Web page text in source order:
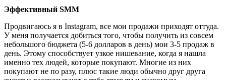
Эффективный SMM
Продвигаюсь я в Instagram, все мои продажи приходят оттуда.
У меня получается добиться того, чтобы получить из совсем
небольшого бюджета (5-6 долларов в день) мои 3-5 продаж в
день. Этому способствует узкое нишевание, когда я нашла
именно тех людей, которые покупают. Многие из них
покупают не по разу, плюс такие люди обычно друг друга